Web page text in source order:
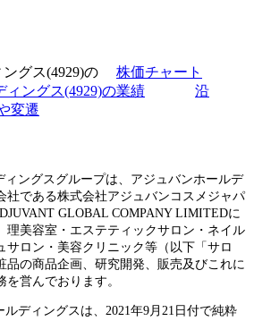
グス(4929)の
株価チャート
ィングス(4929)の業績
沿
変遷
ィングスグループは、アジュバンホールデ
社である株式会社アジュバンコスメジャパ
GLOBAL COMPANY LIMITEDに
理美容室・エステティックサロン・ネイル
サロン・美容クリニック等（以下「サロ
品の商品企画、研究開発、販売及びこれに
営んでおります。
ディングスは、2021年9月21日付で純粋